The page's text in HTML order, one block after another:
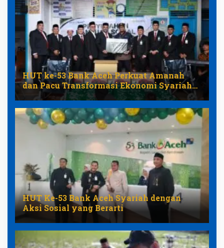
HUT ke-53 Bank Aceh Perkuat Amanah
dan Pacu Transformasi Ekonomi Syariah
Aceh
HUT Ke-53 Bank Aceh Syariah dengan
Aksi Sosial yang Berarti